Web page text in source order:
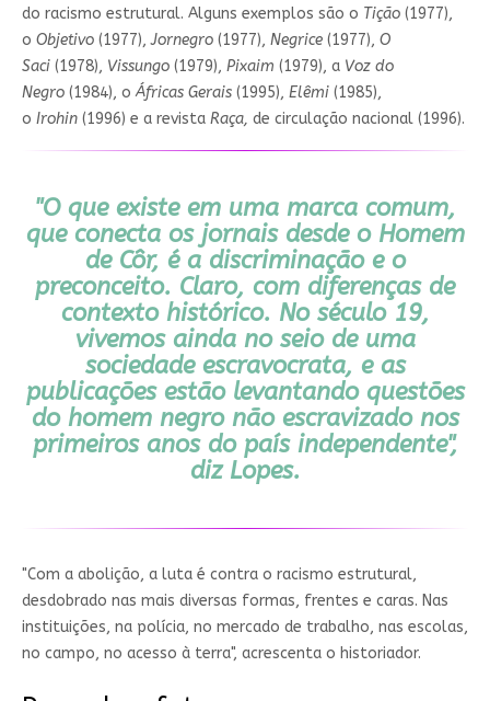
do racismo estrutural. Alguns exemplos são o Tição(1977),
o Objetivo(1977),Jornegro(1977), Negrice(1977), O
Saci(1978), Vissungo(1979), Pixaim (1979), a Voz do
Negro (1984), oÁfricas Gerais(1995), Elêmi(1985),
o Irohin (1996) e a revistaRaça, de circulação nacional (1996).
"O que existe em uma marca comum,
que conecta os jornais desde o Homem
de Côr, é a discriminação e o
preconceito. Claro, com diferenças de
contexto histórico. No século 19,
vivemos ainda no seio de uma
sociedade escravocrata, e as
publicações estão levantando questões
do homem negro não escravizado nos
primeiros anos do país independente",
diz Lopes.
"Com a abolição, a luta é contra o racismo estrutural,
desdobrado nas mais diversas formas, frentes e caras. Nas
instituições, na polícia, no mercado de trabalho, nas escolas,
no campo, no acesso à terra", acrescenta o historiador.